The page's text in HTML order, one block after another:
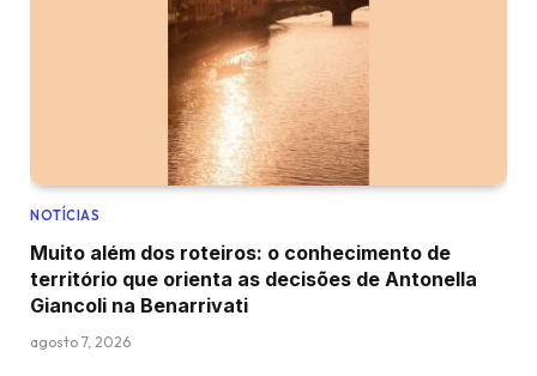
NOTÍCIAS
Muito além dos roteiros: o conhecimento de
território que orienta as decisões de Antonella
Giancoli na Benarrivati
agosto 7, 2026